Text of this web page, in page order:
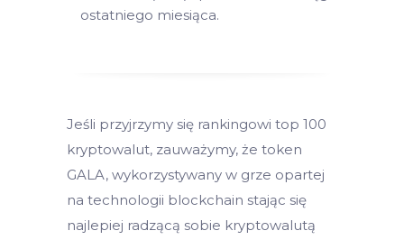
ostatniego miesiąca.
Jeśli przyjrzymy się rankingowi top 100
kryptowalut, zauważymy, że token
GALA, wykorzystywany w grze opartej
na technologii blockchain stając się
najlepiej radzącą sobie kryptowalutą